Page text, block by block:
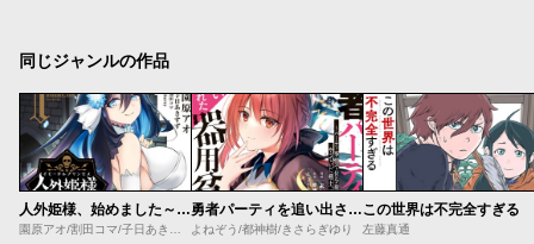
同じジャンルの作品
人外姫様、始めました～Ｆｒｅｅ Ｌｉｆｅ Ｆａｎｔａｓｙ Ｏｎｌｉｎｅ～ 勇者パーティを追い出された器用貧乏 ～パーティ事情で付与術士をやっていた剣士、万能へと至る～
よねぞう/都神樹/きさらぎゆり
この世界は不完全すぎる
左藤真通